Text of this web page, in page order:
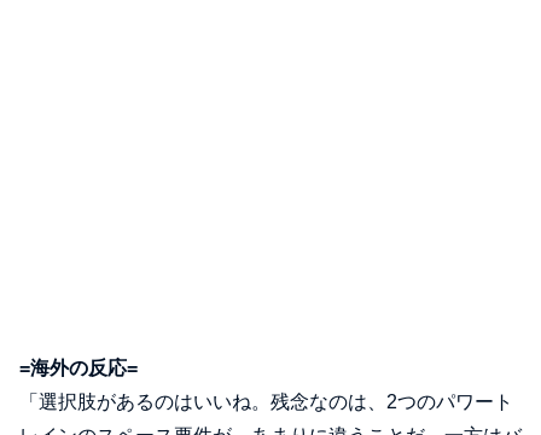
=海外の反応=
「選択肢があるのはいいね。残念なのは、2つのパワート